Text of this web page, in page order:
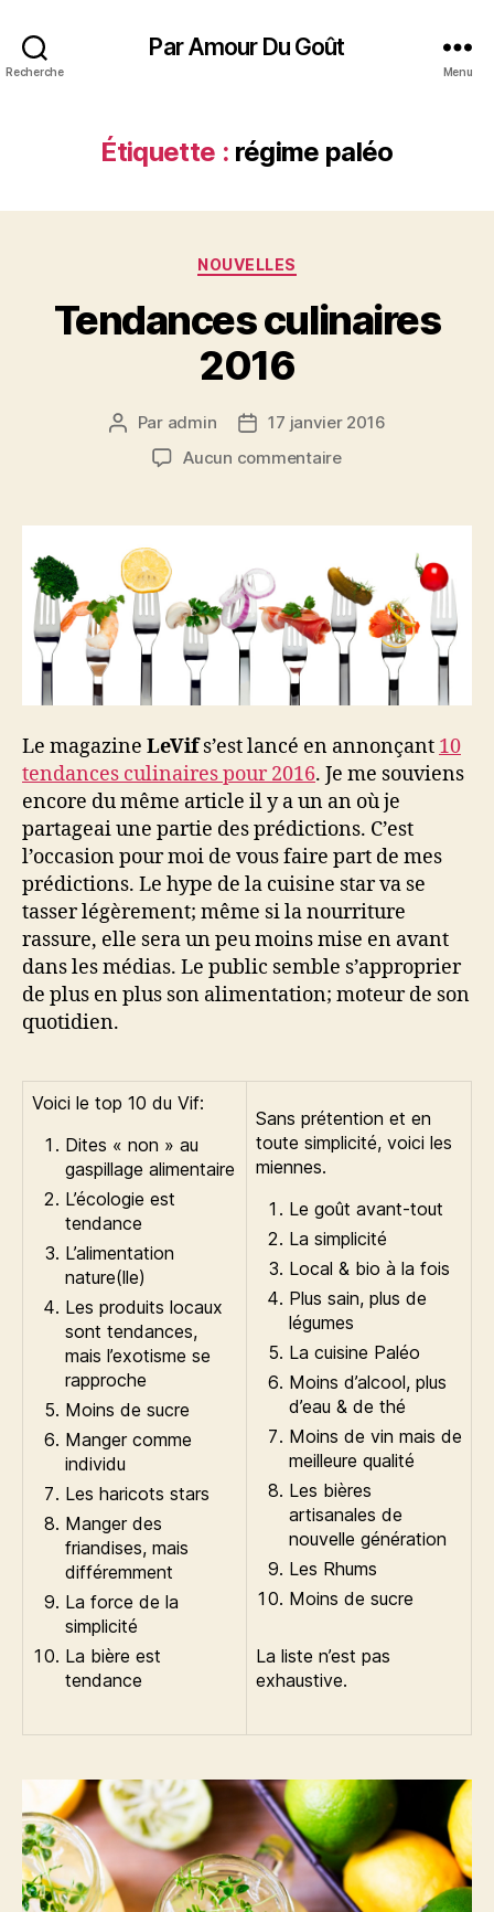
Recherche
Par Amour Du Goût
Menu
Étiquette : régime paléo
Catégories
NOUVELLES
Tendances culinaires
2016
Auteur
l’article
Par admin
Date17 janvier 2016
Aucun commentairesur
2016
Le magazine LeVifs’est lancé en annonçant 10
tendances culinaires pour 2016. Je me souviens
encore du même article il y a un an où je
partageai une partie des prédictions. C’est
l’occasion pour moi de vous faire part de mes
prédictions. Le hype de la cuisine star va se
tasser légèrement; même si la nourriture
rassure, elle sera un peu moins mise en avant
dans les médias. Le public semble s’approprier
de plus en plus son alimentation; moteur de son
quotidien.
Voici le top 10 du Vif:
Dites « non » au
gaspillage alimentaire
L’écologie est
tendance
L’alimentation
nature(lle)
Les produits locaux
sont tendances,
mais l’exotisme se
rapproche
Moins de sucre
Manger comme
individu
Les haricots stars
Manger des
friandises, mais
différemment
La force de la
simplicité
La bière est
tendance
Sans prétention et en
toute simplicité, voici les
miennes.
Le goût avant-tout
La simplicité
Local & bio à la fois
Plus sain, plus de
légumes
La cuisine Paléo
Moins d’alcool, plus
d’eau & de thé
Moins de vin mais de
meilleure qualité
Les bières
artisanales de
nouvelle génération
Les Rhums
Moins de sucre
La liste n’est pas
exhaustive.